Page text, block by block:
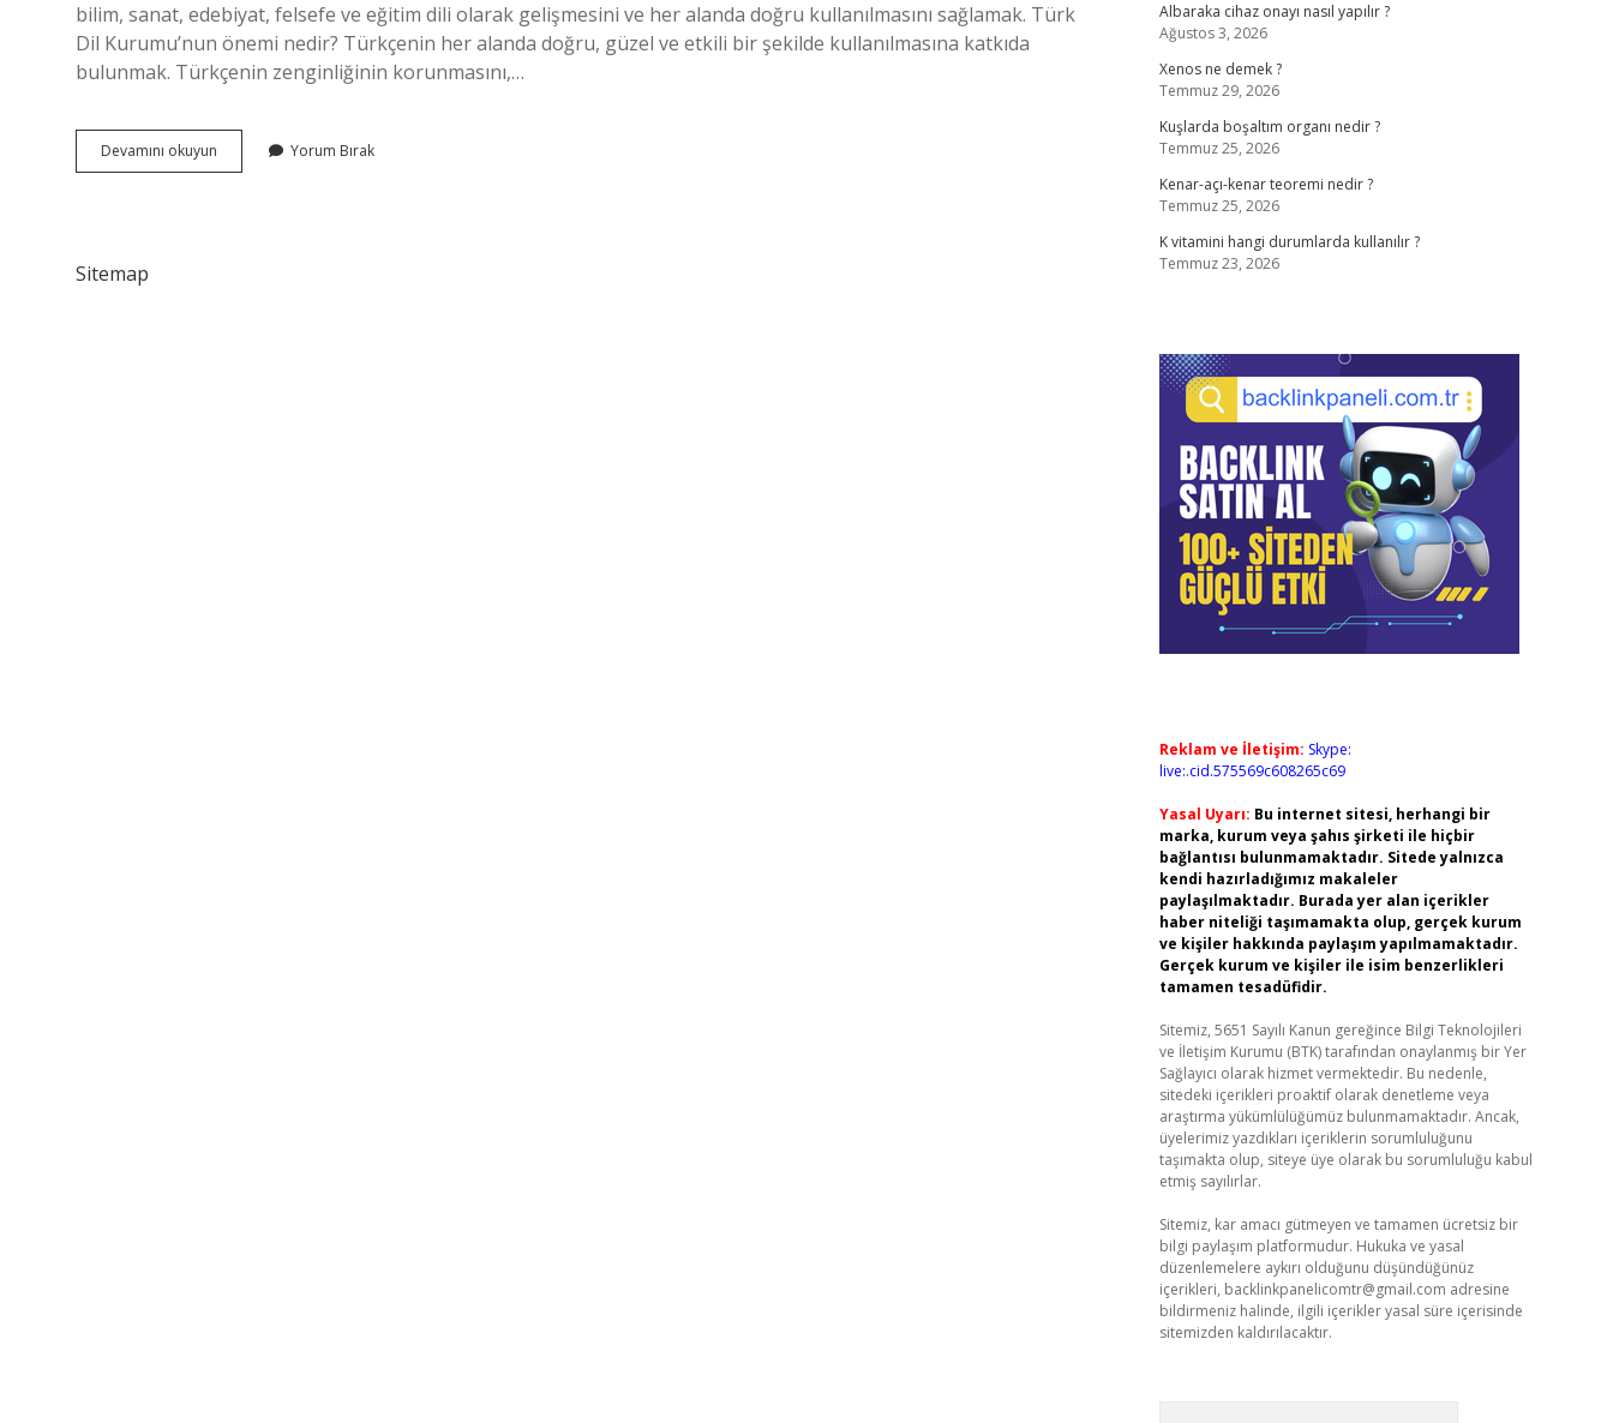
bilim, sanat, edebiyat, felsefe ve eğitim dili olarak gelişmesini ve her alanda doğru kullanılmasını sağlamak. Türk
Dil Kurumu’nun önemi nedir? Türkçenin her alanda doğru, güzel ve etkili bir şekilde kullanılmasına katkıda
bulunmak. Türkçenin zenginliğinin korunmasını,…
Devamını okuyun
Dil
Yorum Bırak
Sitemap
Albaraka cihaz onayı nasıl yapılır ?
Ağustos 3, 2026
Xenos ne demek ?
Temmuz 29, 2026
Kuşlarda boşaltım organı nedir ?
Temmuz 25, 2026
Kenar-açı-kenar teoremi nedir ?
Temmuz 25, 2026
K vitamini hangi durumlarda kullanılır ?
Temmuz 23, 2026
Reklam ve İletişim: Skype:
live:.cid.575569c608265c69
Yasal Uyarı: Bu internet sitesi, herhangi bir
marka, kurum veya şahıs şirketi ile hiçbir
bağlantısı bulunmamaktadır. Sitede yalnızca
kendi hazırladığımız makaleler
paylaşılmaktadır. Burada yer alan içerikler
haber niteliği taşımamakta olup, gerçek kurum
ve kişiler hakkında paylaşım yapılmamaktadır.
Gerçek kurum ve kişiler ile isim benzerlikleri
tamamen tesadüfidir.
Sitemiz, 5651 Sayılı Kanun gereğince Bilgi Teknolojileri
ve İletişim Kurumu (BTK) tarafından onaylanmış bir Yer
Sağlayıcı olarak hizmet vermektedir. Bu nedenle,
sitedeki içerikleri proaktif olarak denetleme veya
araştırma yükümlülüğümüz bulunmamaktadır. Ancak,
üyelerimiz yazdıkları içeriklerin sorumluluğunu
taşımakta olup, siteye üye olarak bu sorumluluğu kabul
etmiş sayılırlar.
Sitemiz, kar amacı gütmeyen ve tamamen ücretsiz bir
bilgi paylaşım platformudur. Hukuka ve yasal
düzenlemelere aykırı olduğunu düşündüğünüz
içerikleri, backlinkpanelicomtr@gmail.com adresine
bildirmeniz halinde, ilgili içerikler yasal süre içerisinde
sitemizden kaldırılacaktır.